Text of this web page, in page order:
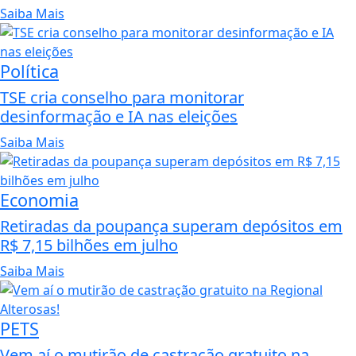
Saiba Mais
Política
TSE cria conselho para monitorar
desinformação e IA nas eleições
Saiba Mais
Economia
Retiradas da poupança superam depósitos em
R$ 7,15 bilhões em julho
Saiba Mais
PETS